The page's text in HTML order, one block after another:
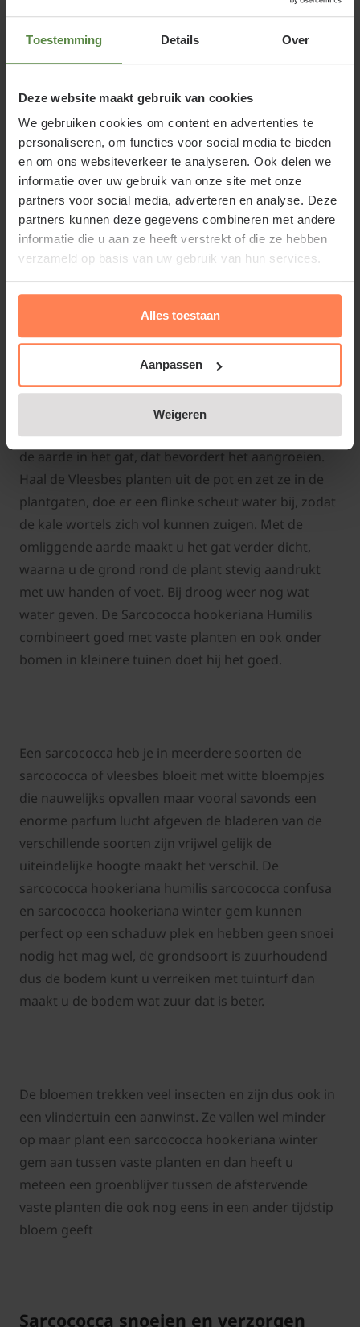
Toestemming Details Over
Deze website maakt gebruik van cookies
We gebruiken cookies om content en advertenties te
personaliseren, om functies voor social media te bieden
en om ons websiteverkeer te analyseren. Ook delen we
informatie over uw gebruik van onze site met onze
partners voor social media, adverteren en analyse. Deze
partners kunnen deze gegevens combineren met andere
informatie die u aan ze heeft verstrekt of die ze hebben
verzameld op basis van uw gebruik van hun services.
Alles toestaan
Aanpassen
Weigeren
Sarcococca planten
Sarcococca staat liefst op een beschutte plek in de
halfschaduw. In de volle zon krijgt de sarcococca
minder mooie bladeren maar in de schaduw kan
deze tuinplant ook aangeplant worden. Elke goed
doorlaatbare, niet te droge tuingrond is geschikt.
Afhankelijk van de soort plaats u 3 a 5 planten per
Als u gaat planten, bepaalt u eerst waar de planten
moeten komen te staan. Maak daar eerst de grond
goed los. Graaf dan plantgaten (net iets groter dan
de kluit in de pot). Meng wataanplantgronddoor
de aarde in het gat, dat bevordert het aangroeien.
Haal de Vleesbes planten uit de pot en zet ze in de
plantgaten, doe er een flinke scheut water bij, zodat
de kale wortels zich vol kunnen zuigen. Met de
omliggende aarde maakt u het gat verder dicht,
waarna u de grond rond de plant stevig aandrukt
met uw handen of voet. Bij droog weer nog wat
water geven. De Sarcococca hookeriana Humilis
combineert goed met vaste planten en ook onder
bomen in kleinere tuinen doet hij het goed.
Een sarcococca heb je in meerdere soorten de
sarcococca of vleesbes bloeit met witte bloempjes
die nauwelijks opvallen maar vooral savonds een
enorme parfum lucht afgeven de bladeren van de
verschillende soorten zijn vrijwel gelijk de
uiteindelijke hoogte maakt het verschil. De
sarcococca hookeriana humilis sarcococca confusa
en sarcococca hookeriana winter gem kunnen
perfect op een schaduw plek en hebben geen snoei
nodig het mag wel, de grondsoort is zuurhoudend
dus de bodem kunt u verreiken met tuinturf dan
maakt u de bodem wat zuur dat is beter.
De bloemen trekken veel insecten en zijn dus ook in
een vlindertuin een aanwinst. Ze vallen wel minder
op maar plant een sarcococca hookeriana winter
gem aan tussen vaste planten en dan heeft u
meteen een groenblijver tussen de afstervende
vaste planten die ook nog eens in een ander tijdstip
bloem geeft
Sarcococca snoeien en verzorgen